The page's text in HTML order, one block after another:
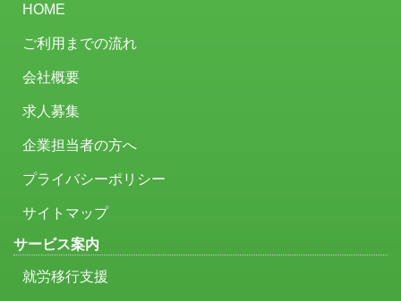
HOME
ご利用までの流れ
会社概要
求人募集
企業担当者の方へ
プライバシーポリシー
サイトマップ
サービス案内
就労移行支援